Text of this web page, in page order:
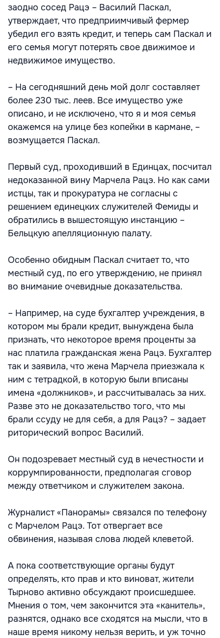
заодно сосед Рацэ – Василий Паскал,
утверждает, что предприимчивый фермер
убедил его взять кредит, и теперь сам Паскал и
его семья могут потерять свое движимое и
недвижимое имущество.
– На сегодняшний день мой долг составляет
более 230 тыс. леев. Все имущество уже
описано, и не исключено, что я и моя семья
окажемся на улице без копейки в кармане, –
возмущается Паскал.
Первый суд, проходивший в Единцах, посчитал
недоказанной вину Марчела Рацэ. Но как сами
истцы, так и прокуратура не согласны с
решением единецких служителей Фемиды и
обратились в вышестоящую инстанцию –
Бельцкую апелляционную палату.
Особенно обидным Паскал считает то, что
местный суд, по его утверждению, не принял
во внимание очевидные доказательства.
– Например, на суде бухгалтер учреждения, в
котором мы брали кредит, вынуждена была
признать, что некоторое время проценты за
нас платила гражданская жена Рацэ. Бухгалтер
так и заявила, что жена Марчела приезжала к
ним с тетрадкой, в которую были вписаны
имена «должников», и рассчитывалась за них.
Разве это не доказательство того, что мы
брали ссуду не для себя, а для Рацэ? – задает
риторический вопрос Василий.
Он подозревает местный суд в нечестности и
коррумпированности, предполагая сговор
между ответчиком и служителем закона.
Журналист «Панорамы» связался по телефону
с Марчелом Рацэ. Тот отвергает все
обвинения, называя слова людей клеветой.
А пока соответствующие органы будут
определять, кто прав и кто виноват, жители
Тырново активно обсуждают происшедшее.
Мнения о том, чем закончится эта «канитель»,
разнятся, однако все сходятся на мысли, что в
наше время никому нельзя верить, и уж точно